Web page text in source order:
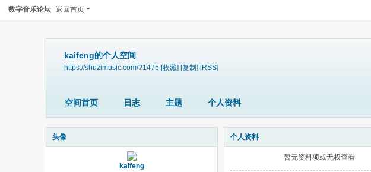
数字音乐论坛 返回首页
kaifeng的个人空间
https://shuzimusic.com/?1475 [收藏] [复制] [RSS]
空间首页 日志 主题 个人资料
头像
kaifeng
个人资料
暂无资料项或无权查看